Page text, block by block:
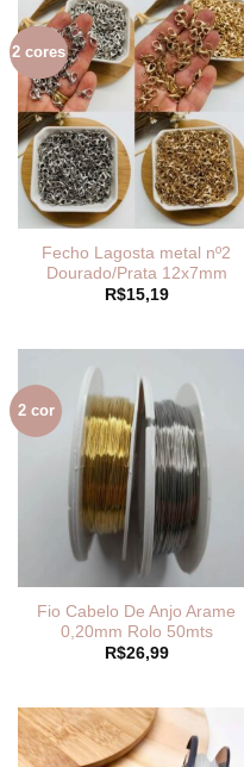
2 cores
Fecho Lagosta metal nº2
Dourado/Prata 12x7mm
R$15,19
2 cor
Fio Cabelo De Anjo Arame
0,20mm Rolo 50mts
R$26,99